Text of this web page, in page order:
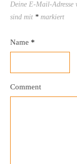
Deine E-Mail-Adresse
sind mit * markiert
Name *
Comment